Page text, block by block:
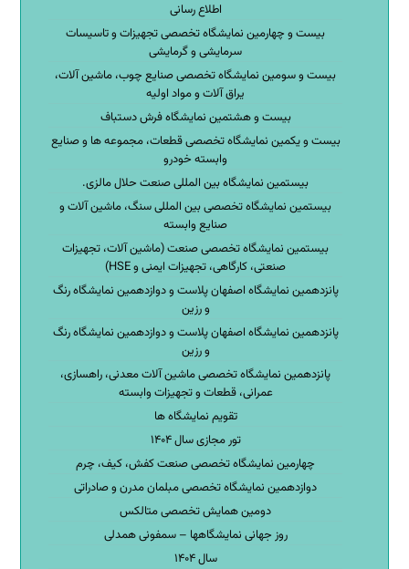
اطلاع رسانی
بیست و چهارمین نمایشگاه تخصصی تجهیزات و تاسیسات
سرمایشی و گرمایشی
بیست و سومین نمایشگاه تخصصی صنایع چوب، ماشین آلات،
یراق آلات و مواد اولیه
بیست و هشتمین نمایشگاه فرش دستباف
بیست و یکمین نمایشگاه تخصصی قطعات، مجموعه ها و صنایع
وابسته خودرو
بیستمین نمایشگاه بین المللی صنعت حلال مالزی.
بیستمین نمایشگاه تخصصی بین المللی سنگ، ماشین آلات و
صنایع وابسته
بیستمین نمایشگاه تخصصی صنعت (ماشین آلات، تجهیزات
صنعتی، کارگاهی، تجهیزات ایمنی و HSE)
پانزدهمین نمایشگاه اصفهان پلاست و دوازدهمین نمایشگاه رنگ
و رزین
پانزدهمین نمایشگاه اصفهان پلاست و دوازدهمین نمایشگاه رنگ
و رزین
پانزدهمین نمایشگاه تخصصی ماشین آلات معدنی، راهسازی،
عمرانی، قطعات و تجهیزات وابسته
تقویم نمایشگاه ها
تور مجازی سال ۱۴۰۴
چهارمین نمایشگاه تخصصی صنعت کفش، کیف، چرم
دوازدهمین نمایشگاه تخصصی مبلمان مدرن و صادراتی
دومین همایش تخصصی متالکس
روز جهانی نمایشگاهها – سمفونی همدلی
سال ۱۴۰۴